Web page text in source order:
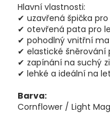
Hlavní vlastnosti:
✔ uzavřená špička
✔ otevřená pata pro
✔ pohodlný vnitřní
✔ elastické šněrování
✔ zapínání na suchý
✔ lehké a ideální na
Barva:
Cornflower / Light